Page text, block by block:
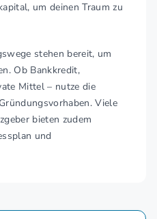
um deinen Traum zu
stehen bereit, um
Ob Bankkredit,
Mittel – nutze die
Viele
bieten zudem
und